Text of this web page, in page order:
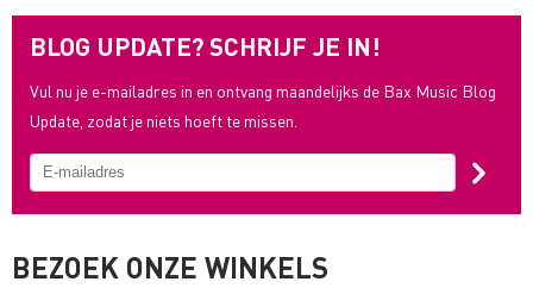
BLOG UPDATE? SCHRIJF JE IN!
Vul nu je e-mailadres in en ontvang maandelijks de Bax Music Blog
Update, zodat je niets hoeft te missen.
BEZOEK ONZE WINKELS